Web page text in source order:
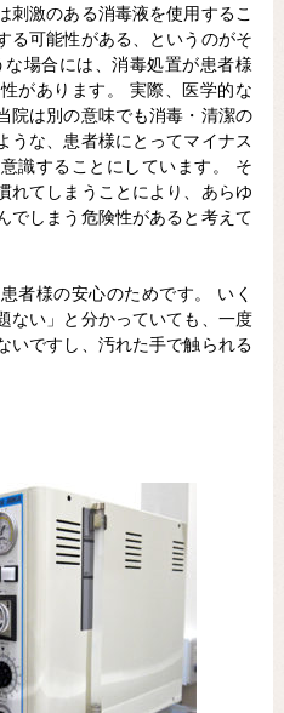
刺激のある消毒液を使用するこ
る可能性がある、というのがそ
場合には、消毒処置が患者様
があります。 実際、医学的な
院は別の意味でも消毒・清潔の
うな、患者様にとってマイナス
識することにしています。 そ
れてしまうことにより、あらゆ
でしまう危険性があると考えて
者様の安心のためです。 いく
ない」と分かっていても、一度
いですし、汚れた手で触られる